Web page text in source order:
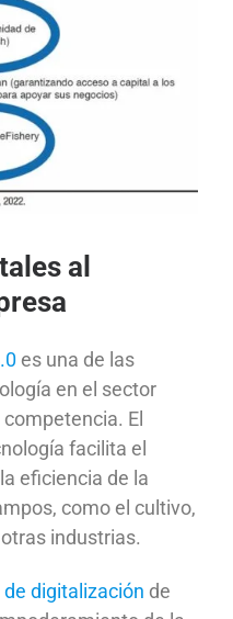
al
es una de las
en el sector
El
facilita el
eficiencia de la
como el cultivo,
industrias.
digitalización de